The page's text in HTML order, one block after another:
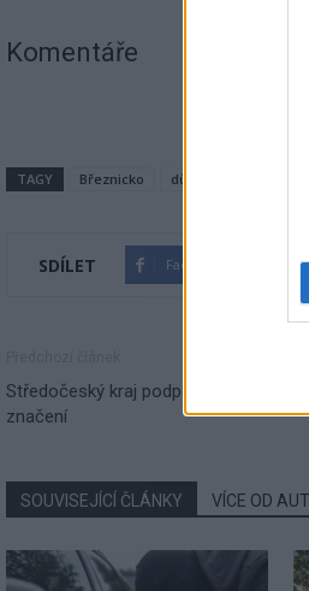
Komentáře
TAGY Březnicko dům
SDÍLET Facebook
Středočeský kraj podpořil obnovu
značení
SOUVISEJÍCÍ ČLÁNKY VÍCE OD